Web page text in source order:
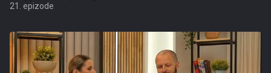
21. epizode